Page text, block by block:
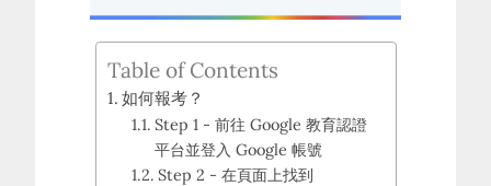
Table of Contents
如何報考？
Step 1 - 前往 Google 教育認證
平台並登入 Google 帳號
Step 2 - 在頁面上找到